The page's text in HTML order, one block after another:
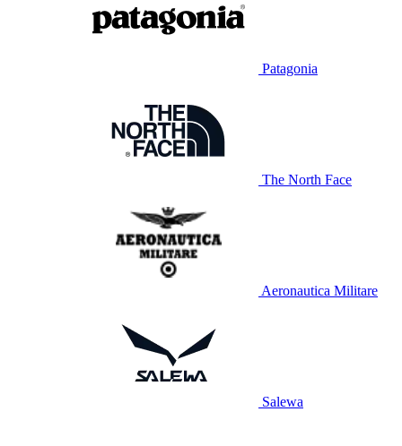
Patagonia
The North Face
Aeronautica Militare
Salewa